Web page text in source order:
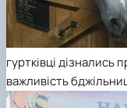
гуртківці
важливість